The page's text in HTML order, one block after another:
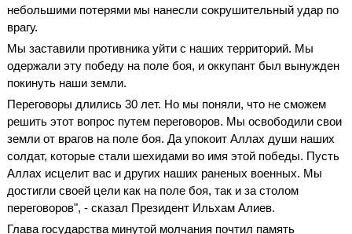
небольшими потерями мы нанесли сокрушительный удар по
врагу.
Мы заставили противника уйти с наших территорий. Мы
одержали эту победу на поле боя, и оккупант был вынужден
покинуть наши земли.
Переговоры длились 30 лет. Но мы поняли, что не сможем
решить этот вопрос путем переговоров. Мы освободили свои
земли от врагов на поле боя. Да упокоит Аллах души наших
солдат, которые стали шехидами во имя этой победы. Пусть
Аллах исцелит вас и других наших раненых военных. Мы
достигли своей цели как на поле боя, так и за столом
переговоров", - сказал Президент Ильхам Алиев.
Глава государства минутой молчания почтил память